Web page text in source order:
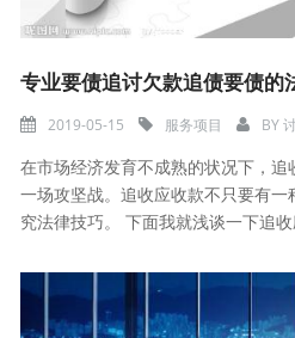
专业要债追讨欠款追债要债的
2019-05-15 服务项目 BY
在市场经济发育不成熟的状况下，追
一场攻坚战。追收应收款不只要有
究法律技巧。 下面我就浅谈一下追收